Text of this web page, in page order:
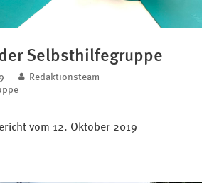
Selbsthilfegruppe
blog.author
Redaktionsteam
vom 12. Oktober 2019